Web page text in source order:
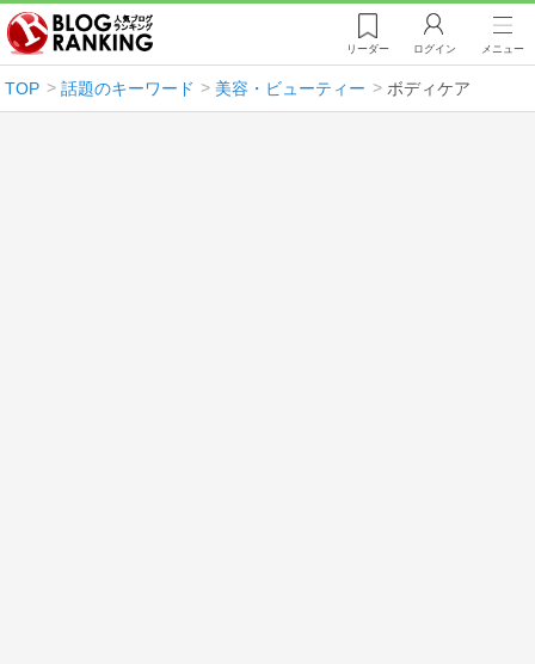
リーダー ログイン メニュー
TOP 話題のキーワード 美容・ビューティー ボディケア